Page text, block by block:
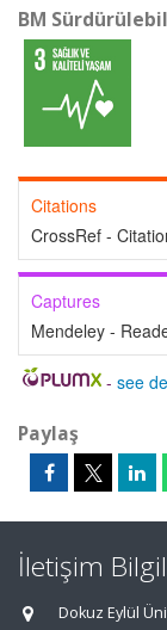
BM
Citations
CrossRef -
Captures
Mendeley -
- see
Paylaş
İletişim
Dokuz Eylül